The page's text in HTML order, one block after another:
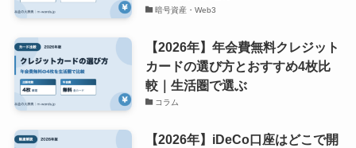
暗号資産・Web3
【2026年】年会費無料クレジット
カードの選び方とおすすめ4枚比
較｜生活圏で選ぶ
コラム
【2026年】iDeCo口座はどこで開